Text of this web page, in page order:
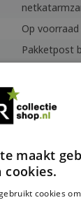
Op voorraad
Pakketpost
design
maakt
cookies.
cookies